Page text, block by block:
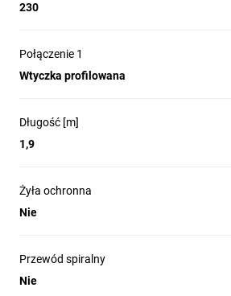
230
Połączenie 1
Wtyczka profilowana
Długość [m]
1,9
Żyła ochronna
Nie
Przewód spiralny
Nie